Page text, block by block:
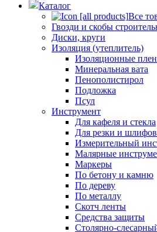
Каталог
Все
Гвозди и скобы
Диски, круги
Изоляция (утеплитель)
Изоляционные
Минеральная вата
Пенополистирол
Подложка
Псул
Инструмент
Для кафеля и стекла
Для резки и
Измерительный
Малярные
Маркеры
По бетону и камню
По дереву
По металлу
Скотч ленты
Средства защиты
Столярно-